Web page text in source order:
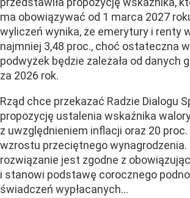
ma obowiązywać od 1 marca 2027
wyliczeń wynika, że emerytury i renty
najmniej 3,48 proc., choć ostateczna
podwyżek będzie zależała od danych
za 2026 rok.
Rząd chce przekazać Radzie Dialogu
propozycję ustalenia wskaźnika
z uwzględnieniem inflacji oraz 20
wzrostu przeciętnego wynagrodzenia.
rozwiązanie jest zgodne z
i stanowi podstawę corocznego
świadczeń wypłacanych...